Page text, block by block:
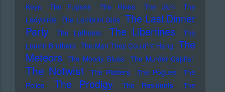
Keys
The Fugees The Hives The Jam
The
Ladybirds The Lambrini Girls The Last Dinner
Party
The Lathums The Libertines
The
Louvin Brothers The Man They Could'nt Hang The
Meteors The Moody Blues The Murder Capital
The Notwist The Platters The Pogues
The
Police
The Prodigy The Residents
The